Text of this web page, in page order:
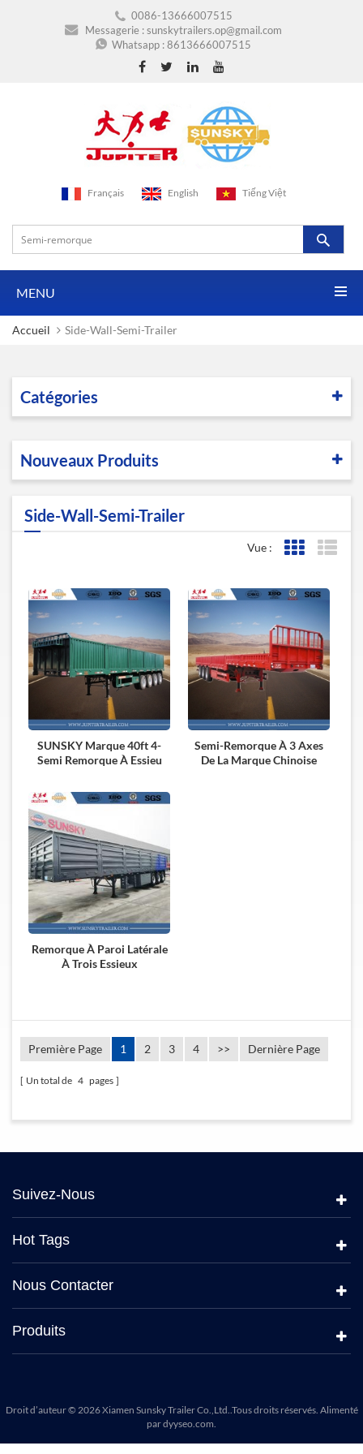
0086-13666007515
Messagerie :sunskytrailers.op@gmail.com
Whatsapp :8613666007515
Français English Tiếng Việt
MENU
Accueil Side-Wall-Semi-Trailer
Catégories
Nouveaux Produits
Side-Wall-Semi-Trailer
Vue : Affichage
SUNSKY Marque 40ft 4-
Semi Remorque À Essieu
Semi-Remorque À 3 Axes
De La Marque Chinoise
Remorque À Paroi Latérale
À Trois Essieux
Première Page 1 2 3 4 >> Dernière Page
Un total de 4 pages
Suivez-Nous
Hot Tags
Nous Contacter
Produits
Droit d’auteur © 2026 Xiamen Sunsky Trailer Co.,Ltd..Tous droits réservés. Alimenté
pardyyseo.com.